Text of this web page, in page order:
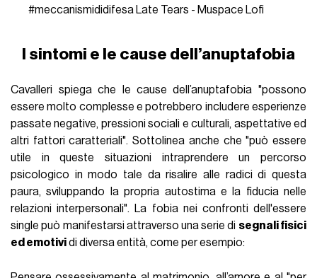
#meccanismididifesa Late Tears - Muspace Lofi
I sintomi e le cause dell’anuptafobia
Cavalleri spiega che le cause dell’anuptafobia "possono
essere molto complesse e potrebbero includere esperienze
passate negative, pressioni sociali e culturali, aspettative ed
altri fattori caratteriali". Sottolinea anche che "può essere
utile in queste situazioni intraprendere un percorso
psicologico in modo tale da risalire alle radici di questa
paura, sviluppando la propria autostima e la fiducia nelle
relazioni interpersonali". La fobia nei confronti dell'essere
single può manifestarsi attraverso una serie di segnali fisici
ed emotividi diversa entità, come per esempio: